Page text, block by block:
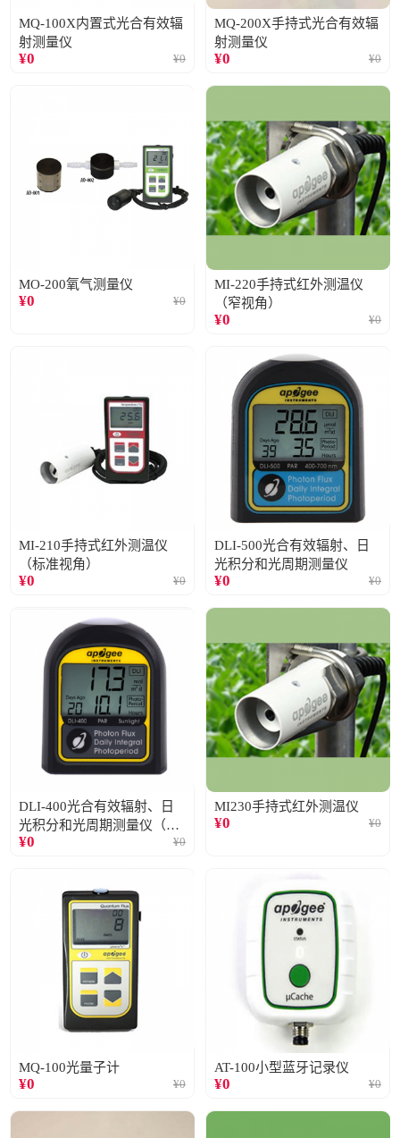
MQ-100X内置式光合有效辐
射测量仪
¥0 ¥0
MQ-200X手持式光合有效辐
射测量仪
¥0 ¥0
MO-200氧气测量仪
¥0 ¥0
MI-220手持式红外测温仪
（窄视角）
¥0 ¥0
MI-210手持式红外测温仪
（标准视角）
¥0 ¥0
DLI-500光合有效辐射、日
光积分和光周期测量仪
¥0 ¥0
DLI-400光合有效辐射、日
光积分和光周期测量仪（仅
阳光）
¥0 ¥0
MI230手持式红外测温仪
¥0 ¥0
MQ-100光量子计
¥0 ¥0
AT-100小型蓝牙记录仪
¥0 ¥0